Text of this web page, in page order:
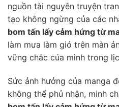
nguồn tài nguyên truyện
tạo không ngừng của các
bom tấn lấy cảm hứng từ
làm mưa làm gió trên màn
vững chắc của mình trong
Sức ảnh hưởng của manga
không thể phủ nhận, minh